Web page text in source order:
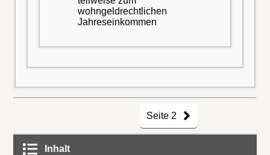
wohngeldrechtlichen
Jahreseinkommen
Seite 2
Inhalt